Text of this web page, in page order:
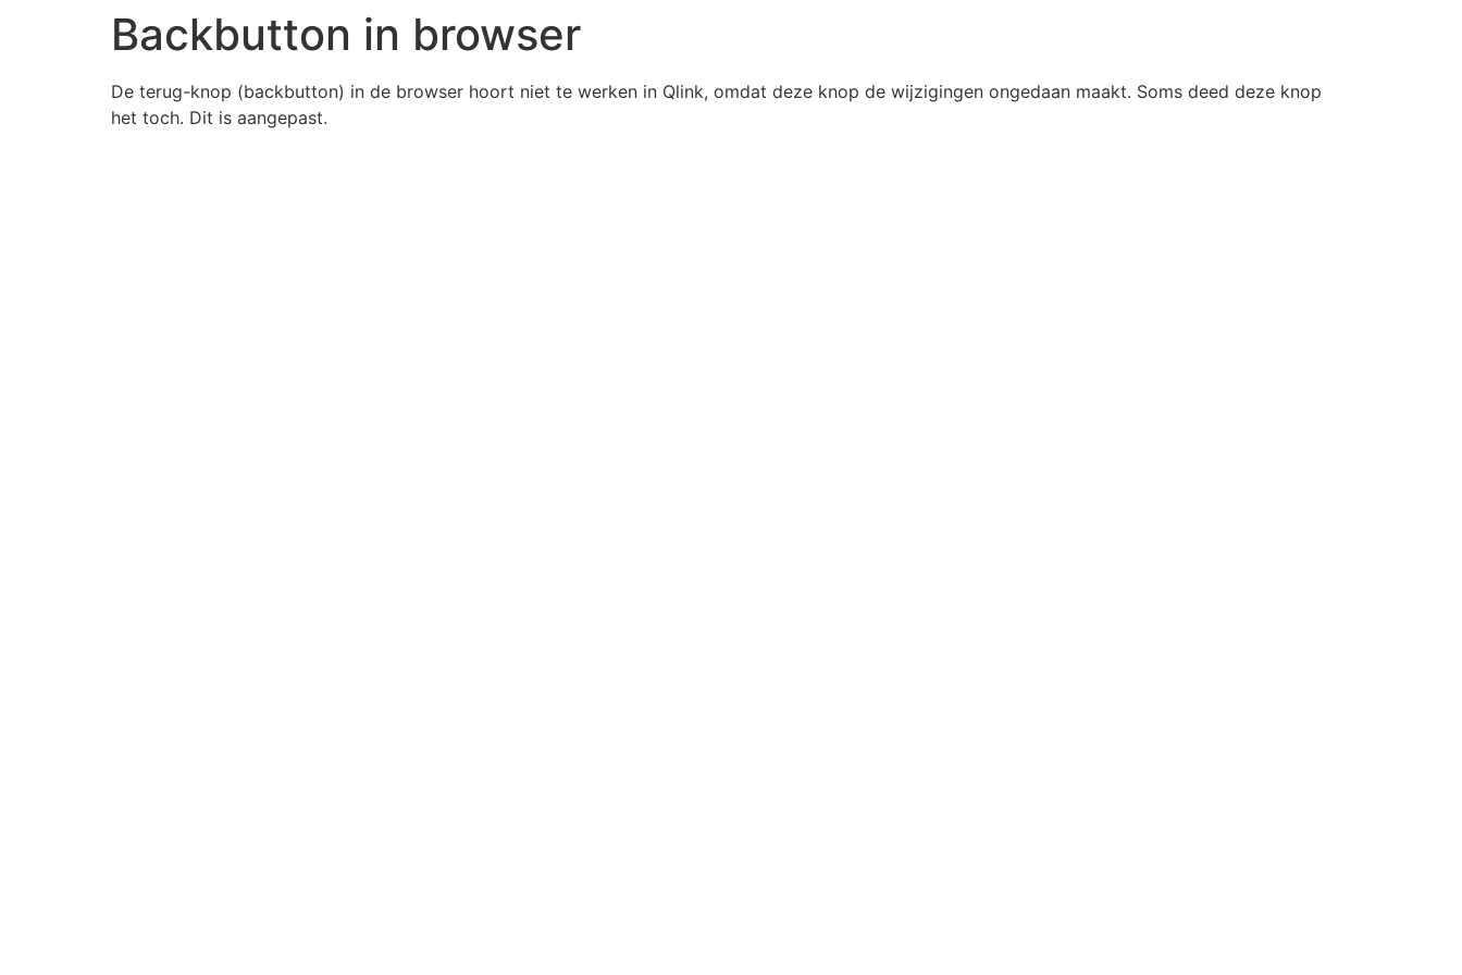
Backbutton in browser
De terug-knop (backbutton) in de browser hoort niet te werken in Qlink, omdat deze knop de wijzigingen ongedaan maakt. Soms deed deze knop
het toch. Dit is aangepast.